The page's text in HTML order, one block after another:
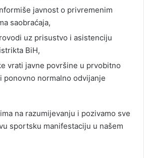
javnost o privremenim
saobraćaja,
uz prisustvo i asistenciju
BiH,
vrati javne površine u prvobitno
ponovno normalno odvijanje
na razumijevanju i pozivamo sve
sportsku manifestaciju u našem